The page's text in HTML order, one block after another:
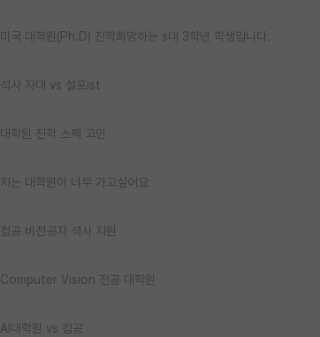
미국 대학원(Ph.D) 진학희망하는 s대 3학년 학생입니다.
석사 자대 vs 설포ist
대학원 진학 스펙 고민
저는 대학원이 너무 가고싶어요
컴공 비전공자 석사 지원
Computer Vision 전공 대학원
AI대학원 vs 컴공